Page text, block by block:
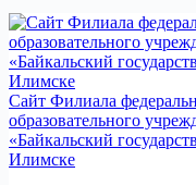
Сайт Филиала
образовательного
«Байкальский
Илимске